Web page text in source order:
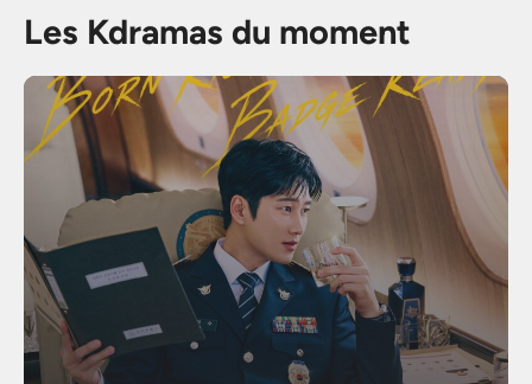
Les Kdramas du moment